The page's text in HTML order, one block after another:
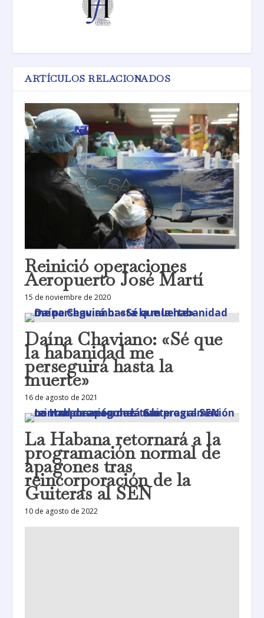
ARTÍCULOS RELACIONADOS
Reinició operaciones
Aeropuerto José Martí
15 de noviembre de 2020
Daína Chaviano: «Sé que
la habanidad me
perseguirá hasta la
muerte»
16 de agosto de 2021
La Habana retornará a la
programación normal de
apagones tras
reincorporación de la
Guiteras al SEN
10 de agosto de 2022